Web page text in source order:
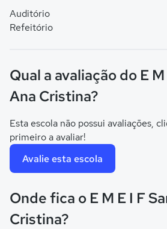
Auditório
Refeitório
Qual a avaliação do E
Ana Cristina?
Esta escola não possui avaliações,
primeiro a avaliar!
Avalie esta escola
Onde fica o E M E I F
Cristina?